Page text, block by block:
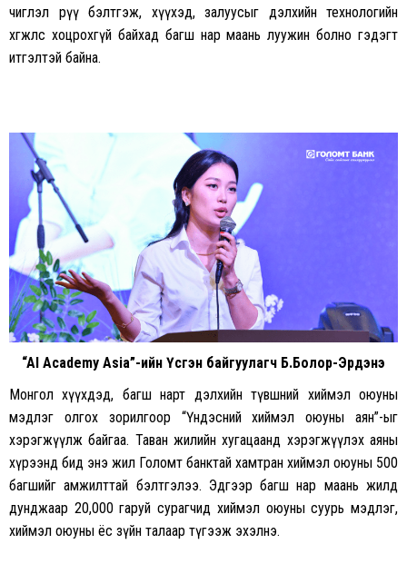
чиглэл рүү бэлтгэж, хүүхэд, залуусыг дэлхийн технологийн
хөгжлөөс хоцрохгүй байхад багш нар маань луужин болно гэдэгт
итгэлтэй байна.
“AI Academy Asia”-ийн Үүсгэн байгуулагч Б.Болор-Эрдэнэ
Монгол хүүхдэд, багш нарт дэлхийн түвшний хиймэл оюуны
мэдлэг олгох зорилгоор “Үндэсний хиймэл оюуны аян”-ыг
хэрэгжүүлж байгаа. Таван жилийн хугацаанд хэрэгжүүлэх аяны
хүрээнд бид энэ жил Голомт банктай хамтран хиймэл оюуны 500
багшийг амжилттай бэлтгэлээ. Эдгээр багш нар маань жилд
дунджаар 20,000 гаруй сурагчид хиймэл оюуны суурь мэдлэг,
хиймэл оюуны ёс зүйн талаар түгээж эхэлнэ.